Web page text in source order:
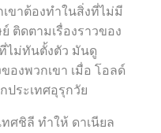
ขาต้องทำในสิ่งที่ไม่มี
ติดตามเรื่องราวของ
ไม่ทันตั้งตัว มันดู
องพวกเขา เมื่อ โอลด์
ประเทศอุรุกวัย
ศชิลี ทำให้ ดาเนียล